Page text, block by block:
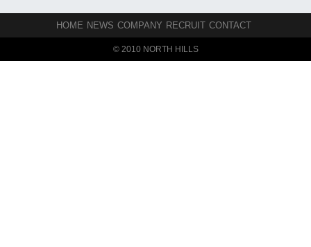
HOME NEWS COMPANY RECRUIT CONTACT
© 2010 NORTH HILLS